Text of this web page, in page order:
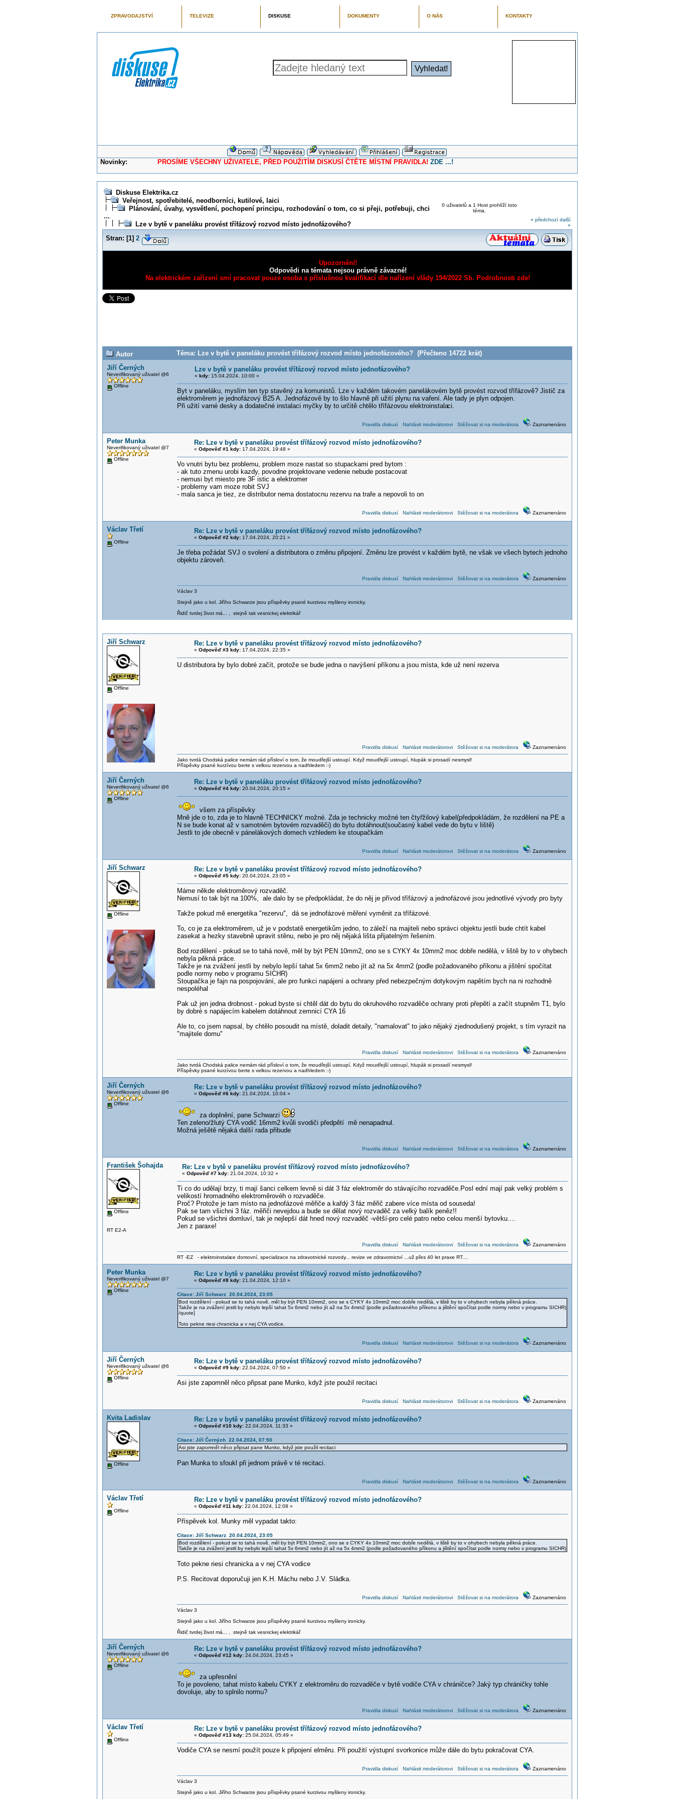
ZPRAVODAJSTVÍ TELEVIZE DISKUSE DOKUMENTY O NÁS KONTAKTY
Novinky: PROSÍME VŠECHNY UŽIVATELE, PŘED POUŽITÍM DISKUSÍ ČTĚTE MÍSTNÍ PRAVIDLA! ZDE ...!
Diskuse Elektrika.cz
Veřejnost, spotřebitelé, neodborníci, kutilové, laici
Plánování, úvahy, vysvětlení, pochopení principu, rozhodování o tom, co si přeji, potřebuji, chci
...
Lze v bytě v paneláku provést třífázový rozvod místo jednofázového?
0 uživatelů a 1 Host prohlíží toto
téma.
« předchozí další
»
Stran: [1] 2
Upozornění!
Odpovědi na témata nejsou právně závazné!
Na elektrickém zařízení smí pracovat pouze osoba s příslušnou kvalifikací dle nařízení vlády 194/2022 Sb. Podrobnosti zde!
Autor
Téma: Lze v bytě v paneláku provést třífázový rozvod místo jednofázového? (Přečteno 14722 krát)
Jiří Černých
Neverifikovaný uživatel @6
Offline
Lze v bytě v paneláku provést třífázový rozvod místo jednofázového?
« kdy:15.04.2024, 10:00 »
Byt v paneláku, myslím ten typ stavěný za komunistů. Lze v každém takovém panelákovém bytě provést rozvod třífázově? Jistič za
elektroměrem je jednofázový B25 A. Jednofázově by to šlo hlavně při užití plynu na vaření. Ale tady je plyn odpojen.
Při užití varné desky a dodatečné instalaci myčky by to určitě chtělo třífázovou elektroinstalaci.
Pravidla diskusí Nahlásit moderátorovi Stěžovat si na moderátora Zaznamenáno
Peter Munka
Neverifikovaný uživatel @7
Offline
Re: Lze v bytě v paneláku provést třífázový rozvod místo jednofázového?
« Odpověď #1 kdy:17.04.2024, 19:48 »
Vo vnutri bytu bez problemu, problem moze nastat so stupackami pred bytom :
- ak tuto zmenu urobi kazdy, povodne projektovane vedenie nebude postacovat
- nemusi byt miesto pre 3F istic a elektromer
- problemy vam moze robit SVJ
- mala sanca je tiez, ze distributor nema dostatocnu rezervu na trafe a nepovoli to on
Pravidla diskusí Nahlásit moderátorovi Stěžovat si na moderátora Zaznamenáno
Václav Třetí
Offline
Re: Lze v bytě v paneláku provést třífázový rozvod místo jednofázového?
« Odpověď #2 kdy:17.04.2024, 20:21 »
Je třeba požádat SVJ o svolení a distributora o změnu připojení. Změnu lze provést v každém bytě, ne však ve všech bytech jednoho
objektu zároveň.
Pravidla diskusí Nahlásit moderátorovi Stěžovat si na moderátora Zaznamenáno
Václav 3
Stejně jako u kol. Jiřího Schwarze jsou příspěvky psané kurzivou myšleny ironicky.
Řidič tvrdej život má... , stejně tak vesnickej elektrikář
Jiří Schwarz
Offline
Re: Lze v bytě v paneláku provést třífázový rozvod místo jednofázového?
« Odpověď #3 kdy:17.04.2024, 22:35 »
U distributora by bylo dobré začít, protože se bude jedna o navýšení příkonu a jsou místa, kde už není rezerva
Pravidla diskusí Nahlásit moderátorovi Stěžovat si na moderátora Zaznamenáno
Jako tvrdá Chodská palice nemám rád přísloví o tom, že moudřejší ustoupí. Když moudřejší ustoupí, hlupák si prosadí nesmysl!
Příspěvky psané kurzívou berte s velkou rezervou a nadhledem :-)
Jiří Černých
Neverifikovaný uživatel @6
Offline
Re: Lze v bytě v paneláku provést třífázový rozvod místo jednofázového?
« Odpověď #4 kdy:20.04.2024, 20:15 »
všem za příspěvky
Mně jde o to, zda je to hlavně TECHNICKY možné. Zda je technicky možné ten čtyřžilový kabel(předpokládám, že rozdělení na PE a
N se bude konat až v samotném bytovém rozvaděči) do bytu dotáhnout(současný kabel vede do bytu v liště)
Jestli to jde obecně v pánelákových domech vzhledem ke stoupačkám
Pravidla diskusí Nahlásit moderátorovi Stěžovat si na moderátora Zaznamenáno
Jiří Schwarz
Offline
Re: Lze v bytě v paneláku provést třífázový rozvod místo jednofázového?
« Odpověď #5 kdy:20.04.2024, 23:05 »
Máme někde elektroměrový rozvaděč.
Nemusí to tak být na 100%, ale dalo by se předpokládat, že do něj je přívod třífázový a jednofázové jsou jednotlivé vývody pro byty
Takže pokud mě energetika "rezervu", dá se jednofázové měření vyměnit za třífázové.
To, co je za elektroměrem, už je v podstatě energetikům jedno, to záleží na majiteli nebo správci objektu jestli bude chtít kabel
zasekat a hezky stavebně upravit stěnu, nebo je pro něj nějaká lišta přijatelným řešením.
Bod rozdělení - pokud se to tahá nově, měl by být PEN 10mm2, ono se s CYKY 4x 10mm2 moc dobře nedělá, v liště by to v ohybech
nebyla pěkná práce.
Takže je na zvážení jestli by nebylo lepší tahat 5x 6mm2 nebo jít až na 5x 4mm2 (podle požadovaného příkonu a jištění spočítat
podle normy nebo v programu SICHR)
Stoupačka je fajn na pospojování, ale pro funkci napájení a ochrany před nebezpečným dotykovým napětím bych na ni rozhodně
nespoléhal
Pak už jen jedna drobnost - pokud byste si chtěl dát do bytu do okruhového rozvaděče ochrany proti přepětí a začít stupněm T1, bylo
by dobré s napájecím kabelem dotáhnout zemnicí CYA 16
Ale to, co jsem napsal, by chtělo posoudit na místě, doladit detaily, "namalovat" to jako nějaký zjednodušený projekt, s tím vyrazit na
"majitele domu"
Pravidla diskusí Nahlásit moderátorovi Stěžovat si na moderátora Zaznamenáno
Jako tvrdá Chodská palice nemám rád přísloví o tom, že moudřejší ustoupí. Když moudřejší ustoupí, hlupák si prosadí nesmysl!
Příspěvky psané kurzívou berte s velkou rezervou a nadhledem :-)
Jiří Černých
Neverifikovaný uživatel @6
Offline
Re: Lze v bytě v paneláku provést třífázový rozvod místo jednofázového?
« Odpověď #6 kdy:21.04.2024, 10:04 »
za doplnění, pane Schwarzi
Ten zeleno/žlutý CYA vodič 16mm2 kvůli svodiči předpětí mě nenapadnul.
Možná ješětě nějaká další rada přibude
Pravidla diskusí Nahlásit moderátorovi Stěžovat si na moderátora Zaznamenáno
František Šohajda
Offline
RT E2-A
Re: Lze v bytě v paneláku provést třífázový rozvod místo jednofázového?
« Odpověď #7 kdy:21.04.2024, 10:32 »
Ti co do udělají brzy, ti mají šanci celkem levně si dát 3 fáz elektroměr do stávajícího rozvaděče.Posl ední mají pak velký problém s
velikostí hromadného elektroměrovéh o rozvaděče.
Proč? Protože je tam místo na jednofázové měřiče a kařdý 3 fáz měřič zabere více místa od souseda!
Pak se tam všichni 3 fáz. měřiči nevejdou a bude se dělat nový rozvaděč za velký balík peněz!!
Pokud se všichni domluví, tak je nejlepší dát hned nový rozvaděč -větší-pro celé patro nebo celou menší bytovku....
Jen z paraxe!
Pravidla diskusí Nahlásit moderátorovi Stěžovat si na moderátora Zaznamenáno
RT -EZ - elektroinstalace domovní, specializace na zdravotnické rozvody... revize ve zdravotnictví ...už přes 40 let praxe RT....
Peter Munka
Neverifikovaný uživatel @7
Offline
Re: Lze v bytě v paneláku provést třífázový rozvod místo jednofázového?
« Odpověď #8 kdy:21.04.2024, 12:10 »
Citace: Jiří Schwarz 20.04.2024, 23:05
Bod rozdělení - pokud se to tahá nově, měl by být PEN 10mm2, ono se s CYKY 4x 10mm2 moc dobře nedělá, v liště by to v ohybech nebyla pěkná práce.
Takže je na zvážení jestli by nebylo lepší tahat 5x 6mm2 nebo jít až na 5x 4mm2 (podle požadovaného příkonu a jištění spočítat podle normy nebo v programu SICHR)
/quote]
Toto pekne riesi chranicka a v nej CYA vodice.
Pravidla diskusí Nahlásit moderátorovi Stěžovat si na moderátora Zaznamenáno
Jiří Černých
Neverifikovaný uživatel @6
Offline
Re: Lze v bytě v paneláku provést třífázový rozvod místo jednofázového?
« Odpověď #9 kdy:22.04.2024, 07:50 »
Asi jste zapomněl něco připsat pane Munko, když jste použil recitaci
Pravidla diskusí Nahlásit moderátorovi Stěžovat si na moderátora Zaznamenáno
Kvita Ladislav
Offline
Re: Lze v bytě v paneláku provést třífázový rozvod místo jednofázového?
« Odpověď #10 kdy:22.04.2024, 11:33 »
Citace: Jiří Černých 22.04.2024, 07:50
Asi jste zapomněl něco připsat pane Munko, když jste použil recitaci
Pan Munka to sfoukl při jednom právě v té recitaci.
Pravidla diskusí Nahlásit moderátorovi Stěžovat si na moderátora Zaznamenáno
Václav Třetí
Offline
Re: Lze v bytě v paneláku provést třífázový rozvod místo jednofázového?
« Odpověď #11 kdy:22.04.2024, 12:08 »
Příspěvek kol. Munky měl vypadat takto:
Citace: Jiří Schwarz 20.04.2024, 23:05
Bod rozdělení - pokud se to tahá nově, měl by být PEN 10mm2, ono se s CYKY 4x 10mm2 moc dobře nedělá, v liště by to v ohybech nebyla pěkná práce.
Takže je na zvážení jestli by nebylo lepší tahat 5x 6mm2 nebo jít až na 5x 4mm2 (podle požadovaného příkonu a jištění spočítat podle normy nebo v programu SICHR)
Toto pekne riesi chranicka a v nej CYA vodice
P.S. Recitovat doporučuji jen K.H. Máchu nebo J.V. Sládka.
Pravidla diskusí Nahlásit moderátorovi Stěžovat si na moderátora Zaznamenáno
Václav 3
Stejně jako u kol. Jiřího Schwarze jsou příspěvky psané kurzivou myšleny ironicky.
Řidič tvrdej život má... , stejně tak vesnickej elektrikář
Jiří Černých
Neverifikovaný uživatel @6
Offline
Re: Lze v bytě v paneláku provést třífázový rozvod místo jednofázového?
« Odpověď #12 kdy:24.04.2024, 23:45 »
za upřesnění
To je povoleno, tahat místo kabelu CYKY z elektroměru do rozvaděče v bytě vodiče CYA v chráničce? Jaký typ chráničky tohle
dovoluje, aby to splnilo normu?
Pravidla diskusí Nahlásit moderátorovi Stěžovat si na moderátora Zaznamenáno
Václav Třetí
Offline
Re: Lze v bytě v paneláku provést třífázový rozvod místo jednofázového?
« Odpověď #13 kdy:25.04.2024, 05:49 »
Vodiče CYA se nesmí použít pouze k připojení elměru. Při použití výstupní svorkonice může dále do bytu pokračovat CYA.
Pravidla diskusí Nahlásit moderátorovi Stěžovat si na moderátora Zaznamenáno
Václav 3
Stejně jako u kol. Jiřího Schwarze jsou příspěvky psané kurzivou myšleny ironicky.